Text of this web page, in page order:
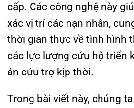
cấp. Các công nghệ này
xác vị trí các nạn nhân,
thời gian thực về tình hình
các lực lượng cứu hộ triển
án cứu trợ kịp thời.
Trong bài viết này, chúng